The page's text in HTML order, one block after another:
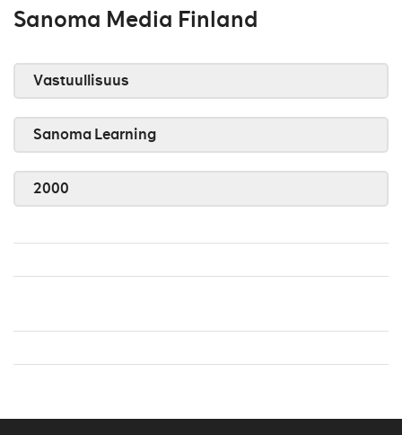
Sanoma Media Finland
Vastuullisuus
Sanoma Learning
2000